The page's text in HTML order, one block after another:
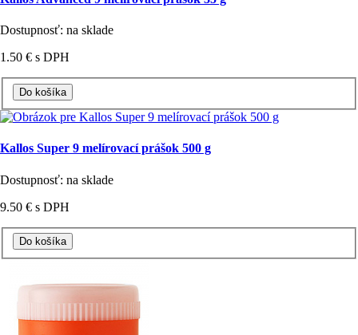
Dostupnosť: na sklade
1.50 € s DPH
Kallos Super 9 melírovací prášok 500 g
Dostupnosť: na sklade
9.50 € s DPH